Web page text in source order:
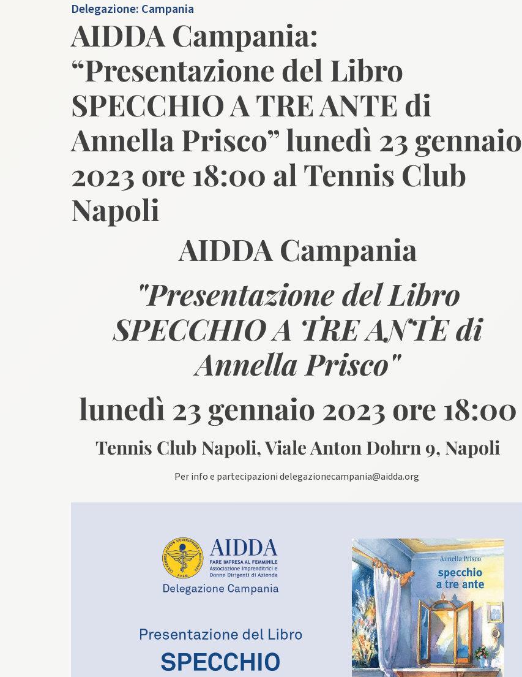
Delegazione: Campania
AIDDA Campania:
“Presentazione del Libro
SPECCHIO A TRE ANTE di
Annella Prisco” lunedì 23 gennaio
2023 ore 18:00 al Tennis Club
Napoli
AIDDA Campania
"Presentazione del Libro
SPECCHIO A TRE ANTE di
Annella Prisco"
lunedì 23 gennaio 2023 ore 18:00
Tennis Club Napoli, Viale Anton Dohrn 9, Napoli
Per info e partecipazioni delegazionecampania@aidda.org